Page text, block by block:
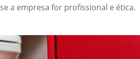
se a empresa for profissional e ética.